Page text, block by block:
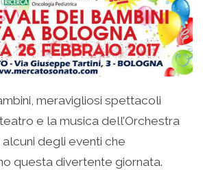
meravigliosi spettacoli
e la musica dell’Orchestra
degli eventi che
questa divertente giornata.